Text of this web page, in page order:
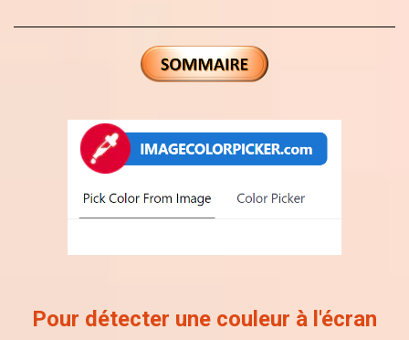
Pour détecter une couleur à l'écran